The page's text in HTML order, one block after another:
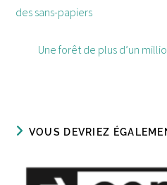
articles
des sans-papiers
Une forêt de plus d’un
VOUS DEVRIEZ